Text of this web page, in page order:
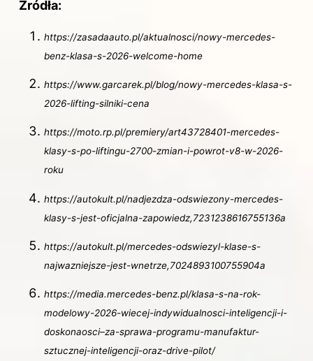
Źródła:
https://zasadaauto.pl/aktualnosci/nowy-mercedes-
benz-klasa-s-2026-welcome-home
https://www.garcarek.pl/blog/nowy-mercedes-klasa-s-
2026-lifting-silniki-cena
https://moto.rp.pl/premiery/art43728401-mercedes-
klasy-s-po-liftingu-2700-zmian-i-powrot-v8-w-2026-
roku
https://autokult.pl/nadjezdza-odswiezony-mercedes-
klasy-s-jest-oficjalna-zapowiedz,7231238616755136a
https://autokult.pl/mercedes-odswiezyl-klase-s-
najwazniejsze-jest-wnetrze,7024893100755904a
https://media.mercedes-benz.pl/klasa-s-na-rok-
modelowy-2026-wiecej-indywidualnosci-inteligencji-i-
doskonaosci–za-sprawa-programu-manufaktur-
sztucznej-inteligencji-oraz-drive-pilot/